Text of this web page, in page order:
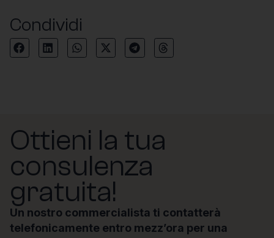
Condividi
Ottieni la tua
consulenza
gratuita!
Un nostro commercialista ti contatterà
telefonicamente entro mezz’ora per una